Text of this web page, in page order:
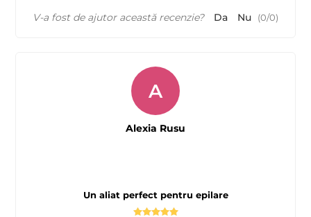
V-a fost de ajutor această recenzie? Da Nu (0/0)
Un aliat perfect pentru epilare
A
Alexia Rusu